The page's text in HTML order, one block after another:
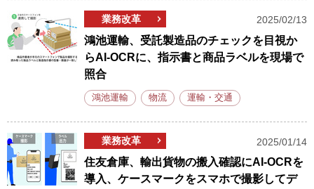
業務改革 2025/02/13
鴻池運輸、受託製造品のチェックを目視か
らAI-OCRに、指示書と商品ラベルを現場で
照合
鴻池運輸 物流 運輸・交通
業務改革 2025/01/14
住友倉庫、輸出貨物の搬入確認にAI-OCRを
導入、ケースマークをスマホで撮影してデ